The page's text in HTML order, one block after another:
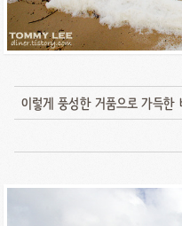
이렇게 풍성한 거품으로 가득